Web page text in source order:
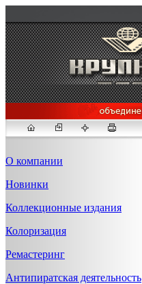
О компании
Новинки
Коллекционные издания
Колоризация
Ремастеринг
Антипиратская деятельность